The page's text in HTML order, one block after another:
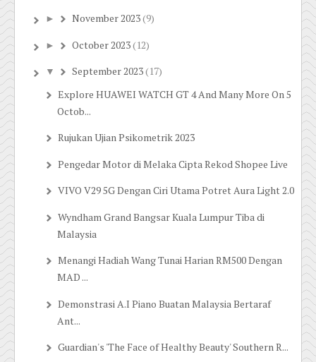
► November 2023(9)
► October 2023(12)
▼ September 2023(17)
Explore HUAWEI WATCH GT 4 And Many More On 5
Octob...
Rujukan Ujian Psikometrik 2023
Pengedar Motor di Melaka Cipta Rekod Shopee Live
VIVO V29 5G Dengan Ciri Utama Potret Aura Light 2.0
Wyndham Grand Bangsar Kuala Lumpur Tiba di
Malaysia
Menangi Hadiah Wang Tunai Harian RM500 Dengan
MAD ...
Demonstrasi A.I Piano Buatan Malaysia Bertaraf
Ant...
Guardian's 'The Face of Healthy Beauty' Southern R...